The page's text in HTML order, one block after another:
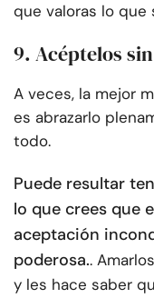
que valoras lo que
9. Acéptelos
A veces, la mejor
es abrazarlo
todo.
Puede resultar
lo que crees que
aceptación
poderosa..
y les hace saber